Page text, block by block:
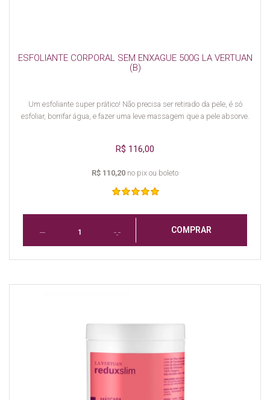
ESFOLIANTE CORPORAL SEM ENXAGUE 500G LA VERTUAN
(B)
Um esfoliante super prático! Não precisa ser retirado da pele, é só
esfoliar, borrifar água, e fazer uma leve massagem que a pele absorve.
R$ 116,00
R$ 110,20 no pix ou boleto
COMPRAR